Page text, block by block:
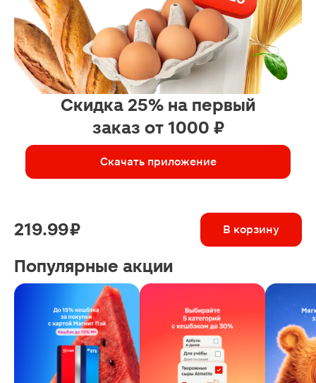
Скидка 25% на первый
заказ от 1000 ₽
Скачать приложение
219.99 ₽ В корзину
Популярные акции